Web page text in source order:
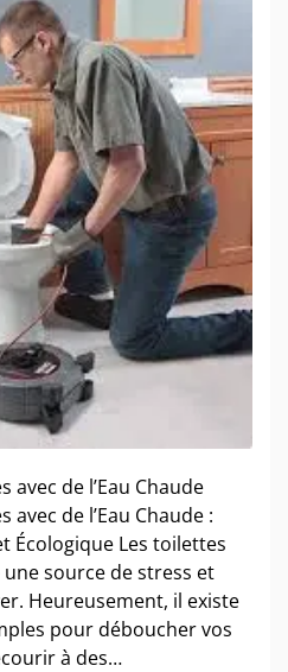
de l’Eau Chaude
de l’Eau Chaude :
Écologique Les toilettes
source de stress et
Heureusement, il existe
pour déboucher vos
à des…